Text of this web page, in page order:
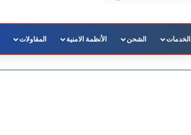
الخدمات الشحن الأنظمة الامنية المقاولات